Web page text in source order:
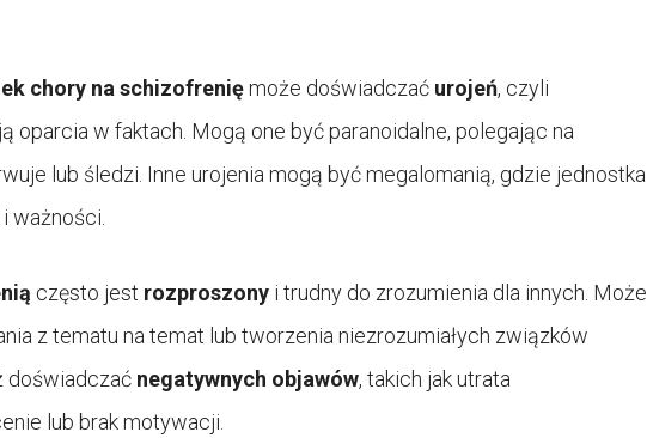
chory na schizofrenięmoże doświadczać urojeń, czyli
oparcia w faktach. Mogą one być paranoidalne, polegając na
lub śledzi. Inne urojenia mogą być megalomanią, gdzie jednostka
ważności.
często jest rozproszony i trudny do zrozumienia dla innych. Może
z tematu na temat lub tworzenia niezrozumiałych związków
doświadczać negatywnych objawów, takich jak utrata
lub brak motywacji.